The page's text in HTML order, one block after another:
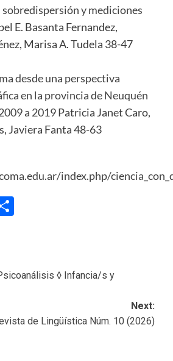
sobredispersión y mediciones
E. Basanta Fernandez,
Marisa A. Tudela 38-47
desde una perspectiva
en la provincia de Neuquén
a 2019Patricia Janet Caro,
Javiera Fanta 48-63
index.php/
Share
◊ Infancia/s y
Next:
de Lingüística Núm. 10 (2026)